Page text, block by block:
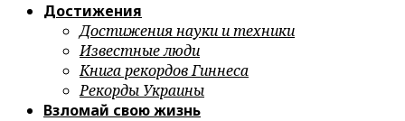
Достижения
Достижения науки и техники
Известные люди
Книга рекордов Гиннеса
Рекорды Украины
Взломай свою жизнь